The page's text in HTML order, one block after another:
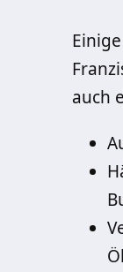
auch
Öl